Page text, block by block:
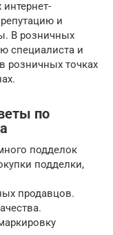
и
В розничных
специалиста и
розничных точках
по
подделок
подделки,
продавцов.